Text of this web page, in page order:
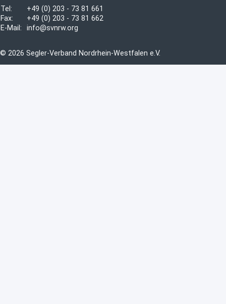
Tel:
+49 (0) 203 - 73 81 661
Fax:
+49 (0) 203 - 73 81 662
E-Mail:
info@svnrw.org
© 2026 Segler-Verband Nordrhein-Westfalen e.V.